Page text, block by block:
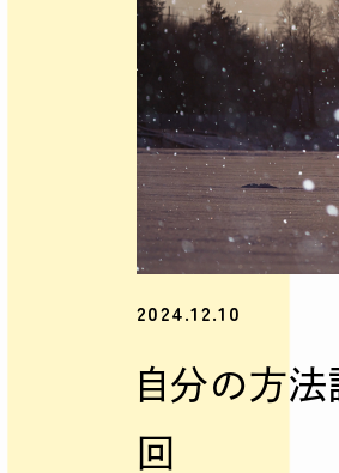
2024.12.10
自分の方
回